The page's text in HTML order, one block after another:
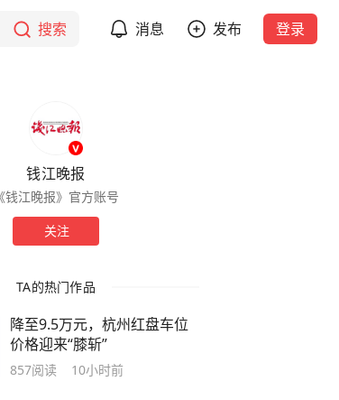
搜索 消息 发布 登录
钱江晚报
《钱江晚报》官方账号
关注
TA的热门作品
降至9.5万元，杭州红盘车位
价格迎来“膝斩”
857阅读 10小时前